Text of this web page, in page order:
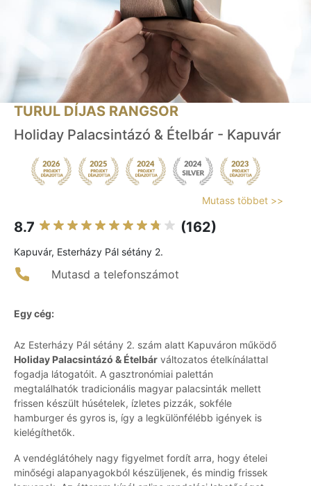
TURUL DÍJAS RANGSOR
Holiday Palacsintázó & Ételbár - Kapuvár
Mutass többet >>
8.7 (162)
Kapuvár, Esterházy Pál sétány 2.
Mutasd a telefonszámot
Egy cég:
Az Esterházy Pál sétány 2. szám alatt Kapuváron működő
Holiday Palacsintázó & Ételbár változatos ételkínálattal
fogadja látogatóit. A gasztronómiai palettán
megtalálhatók tradicionális magyar palacsinták mellett
frissen készült húsételek, ízletes pizzák, sokféle
hamburger és gyros is, így a legkülönfélébb igények is
kielégíthetők.
A vendéglátóhely nagy figyelmet fordít arra, hogy ételei
minőségi alapanyagokból készüljenek, és mindig frissek